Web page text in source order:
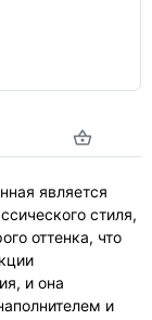
является
стиля,
оттенка, что
и она
и